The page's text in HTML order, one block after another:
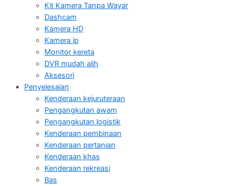
Kit Kamera Tanpa Wayar
Dashcam
Kamera HD
Kamera ip
Monitor kereta
DVR mudah alih
Aksesori
Penyelesaian
Kenderaan kejuruteraan
Pengangkutan awam
Pengangkutan logistik
Kenderaan pembinaan
Kenderaan pertanian
Kenderaan khas
Kenderaan rekreasi
Bas